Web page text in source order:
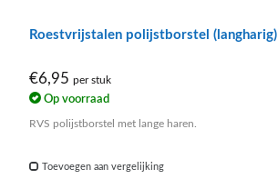
Roestvrijstalen polijstborstel (langharig)
€6,95 per stuk
Op voorraad
RVS polijstborstel met lange haren.
Toevoegen aan vergelijking